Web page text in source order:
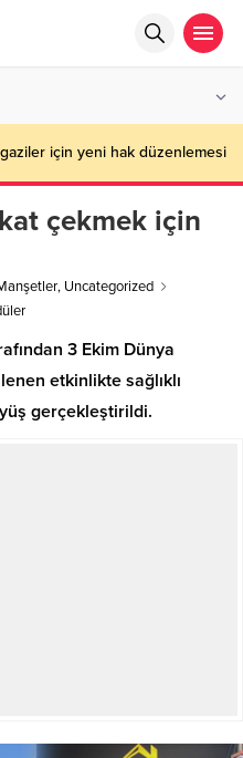
gaziler için yeni hak düzenlemesi
çekmek için
, Uncategorized
3 Ekim Dünya
etkinlikte sağlıklı
gerçekleştirildi.